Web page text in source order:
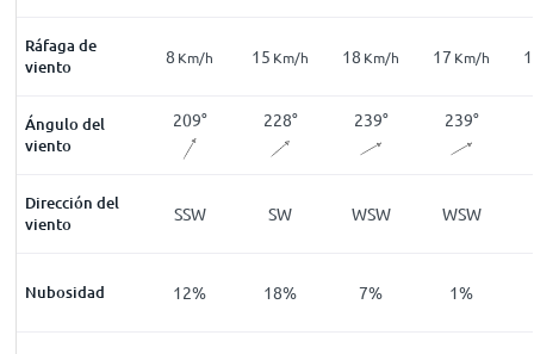
Ráfaga de
viento
Km/h 7 Km/h 8 Km/h 15 Km/h 18 Km/h 17 Km/h
Ángulo del
viento
181 209° 228° 239° 239°
Dirección del
viento
S SSW SW WSW WSW
Nubosidad
7% 12% 18% 7% 1%